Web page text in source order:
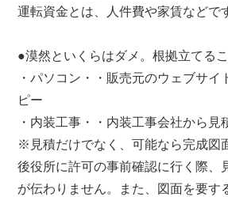
運転資金とは、人件費や家賃などで
●漠然といくらはダメ。根拠立てるこ
・パソコン・・販売元のウェブサイ
ピー
・内装工事・・内装工事会社から見
※見積だけでなく、可能なら完成図
後役所に許可の事前確認に行く際、
が伝わりません。また、図面を要す